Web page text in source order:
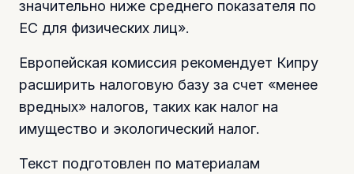
значительно ниже среднего показателя по
ЕС для физических лиц».
Европейская комиссия рекомендует Кипру
расширить налоговую базу за счет «менее
вредных» налогов, таких как налог на
имущество и экологический налог.
Текст подготовлен по материалам